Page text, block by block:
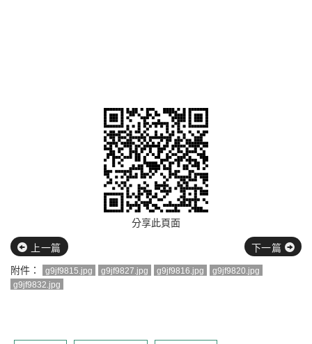
分享此頁面
上一篇
下一篇
附件：
g9jf9815.jpg g9jf9827.jpg g9jf9816.jpg
g9jf9820.jpg
g9jf9832.jpg